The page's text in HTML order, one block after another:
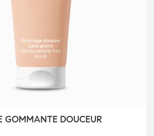
GOMMANTE DOUCEUR